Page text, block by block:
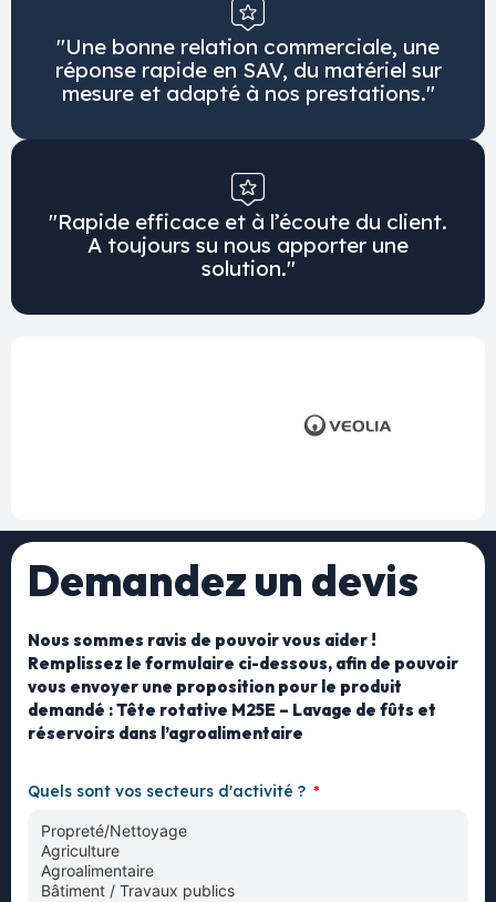
"Une bonne relation commerciale, une
réponse rapide en SAV, du matériel sur
mesure et adapté à nos prestations."
"Rapide efficace et à l’écoute du client.
A toujours su nous apporter une
solution."
Demandez un devis
Nous sommes ravis de pouvoir vous aider !
Remplissez le formulaire ci-dessous, afin de pouvoir
vous envoyer une proposition pour le produit
demandé : Tête rotative M25E – Lavage de fûts et
réservoirs dans l’agroalimentaire
Quels sont vos secteurs d'activité ?